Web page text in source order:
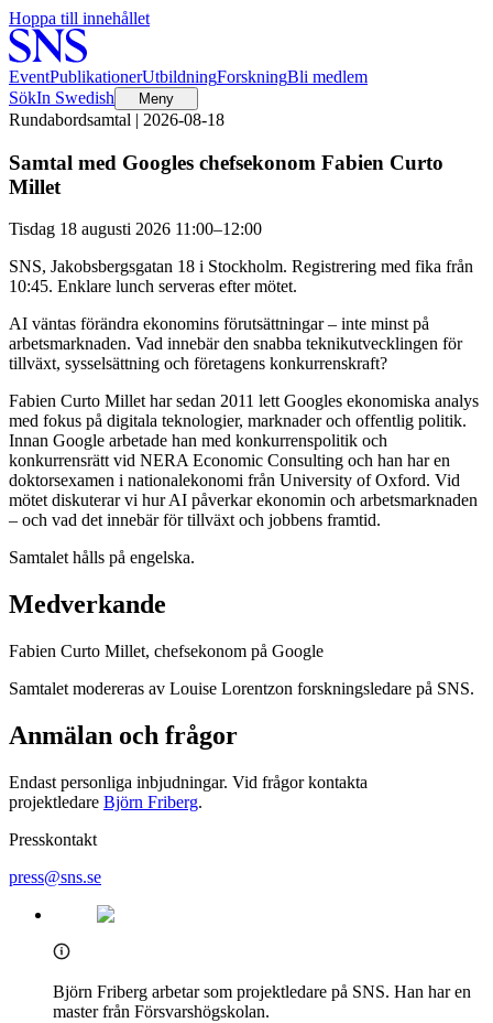
Hoppa till innehållet
EventPublikationerUtbildningForskningBli medlem
SökIn Swedish Meny
Rundabordsamtal | 2026-08-18
Samtal med Googles chefsekonom Fabien Curto
Millet
Tisdag 18 augusti 2026 11:00–12:00
SNS, Jakobsbergsgatan 18 i Stockholm. Registrering med fika från
10:45. Enklare lunch serveras efter mötet.
AI väntas förändra ekonomins förutsättningar – inte minst på
arbetsmarknaden. Vad innebär den snabba teknikutvecklingen för
tillväxt, sysselsättning och företagens konkurrenskraft?
Fabien Curto Millet har sedan 2011 lett Googles ekonomiska analys
med fokus på digitala teknologier, marknader och offentlig politik.
Innan Google arbetade han med konkurrenspolitik och
konkurrensrätt vid NERA Economic Consulting och han har en
doktorsexamen i nationalekonomi från University of Oxford. Vid
mötet diskuterar vi hur AI påverkar ekonomin och arbetsmarknaden
– och vad det innebär för tillväxt och jobbens framtid.
Samtalet hålls på engelska.
Medverkande
Fabien Curto Millet, chefsekonom på Google
Samtalet modereras av Louise Lorentzon forskningsledare på SNS.
Anmälan och frågor
Endast personliga inbjudningar. Vid frågor kontakta
projektledare Björn Friberg.
Presskontakt
press@sns.se
Björn Friberg arbetar som projektledare på SNS. Han har en
master från Försvarshögskolan.